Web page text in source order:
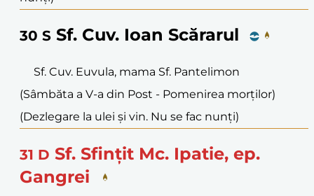
30 S Sf. Cuv. Ioan Scărarul
Sf. Cuv. Euvula, mama Sf. Pantelimon
(Sâmbăta a V-a din Post - Pomenirea morților)
(Dezlegare la ulei și vin. Nu se fac nunți)
31 D Sf. Sfințit Mc. Ipatie, ep.
Gangrei